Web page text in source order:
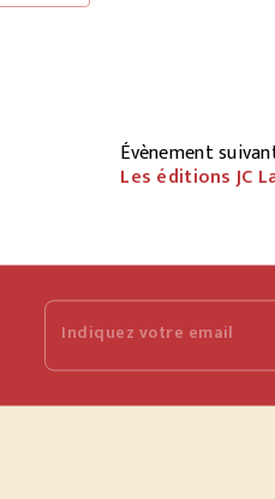
Évènement
Les éditions JC
Indiquez votre email